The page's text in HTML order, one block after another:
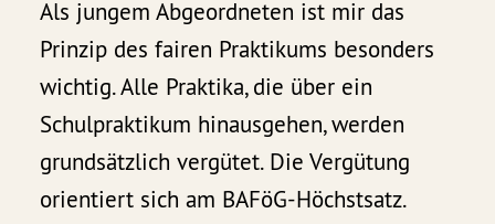
Als jungem Abgeordneten ist mir das
Prinzip des fairen Praktikums besonders
wichtig. Alle Praktika, die über ein
Schulpraktikum hinausgehen, werden
grundsätzlich vergütet. Die Vergütung
orientiert sich am BAFöG-Höchstsatz.